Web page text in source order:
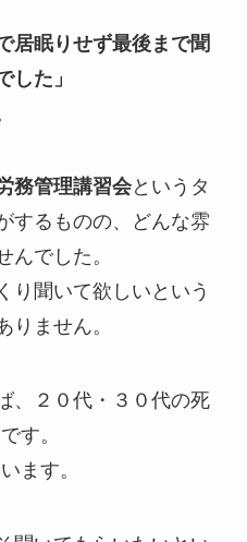
居眠りせず最後まで聞
した」
務管理講習会というタ
するものの、どんな雰
んでした。
り聞いて欲しいという
りません。
、２０代・３０代の死
です。
ます。